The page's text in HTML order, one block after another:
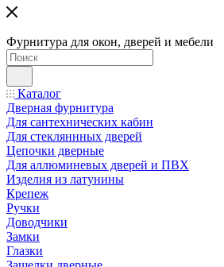
Фурнитура для окон, дверей и мебели
Каталог
Дверная фурнитура
Для сантехнических кабин
Для стекляннных дверей
Цепочки дверные
Для аллюминевых дверей и ПВХ
Изделия из латунины
Крепеж
Ручки
Доводчики
Замки
Глазки